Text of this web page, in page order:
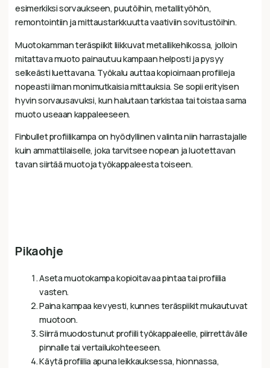
esimerkiksi sorvaukseen, puutöihin, metallityöhön,
remontointiin ja mittaustarkkuutta vaativiin sovitustöihin.
Muotokamman teräspiikit liikkuvat metallikehikossa, jolloin
mitattava muoto painautuu kampaan helposti ja pysyy
selkeästi luettavana. Työkalu auttaa kopioimaan profiileja
nopeasti ilman monimutkaisia mittauksia. Se sopii erityisen
hyvin sorvausavuksi, kun halutaan tarkistaa tai toistaa sama
muoto useaan kappaleeseen.
Finbullet profiilikampa on hyödyllinen valinta niin harrastajalle
kuin ammattilaiselle, joka tarvitsee nopean ja luotettavan
tavan siirtää muotoja työkappaleesta toiseen.
Pikaohje
Aseta muotokampa kopioitavaa pintaa tai profiilia
vasten.
Paina kampaa kevyesti, kunnes teräspiikit mukautuvat
muotoon.
Siirrä muodostunut profiili työkappaleelle, piirrettävälle
pinnalle tai vertailukohteeseen.
Käytä profiilia apuna leikkauksessa, hionnassa,